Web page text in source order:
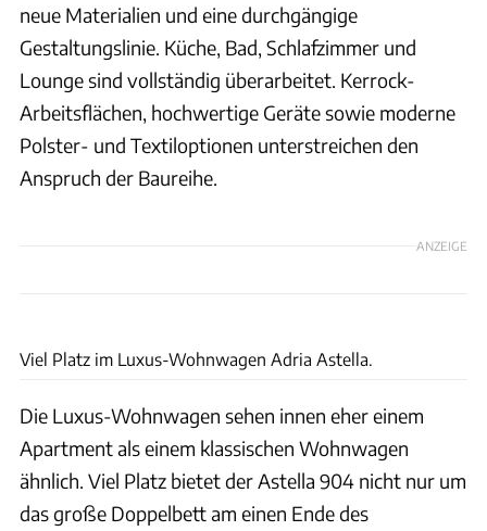
neue Materialien und eine durchgängige
Gestaltungslinie. Küche, Bad, Schlafzimmer und
Lounge sind vollständig überarbeitet. Kerrock-
Arbeitsflächen, hochwertige Geräte sowie moderne
Polster- und Textiloptionen unterstreichen den
Anspruch der Baureihe.
ANZEIGE
Viel Platz im Luxus-Wohnwagen Adria Astella.
Die Luxus-Wohnwagen sehen innen eher einem
Apartment als einem klassischen Wohnwagen
ähnlich. Viel Platz bietet der Astella 904 nicht nur um
das große Doppelbett am einen Ende des